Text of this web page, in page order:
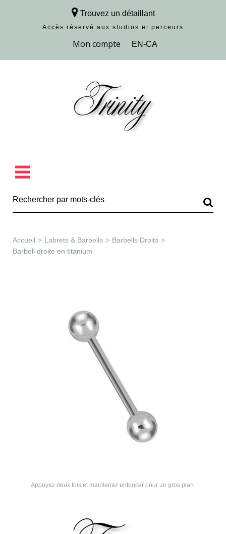
Trouvez un détaillant
Accès réservé aux studios et perceurs
Découvrir la collection
Accueil > Labrets & Barbells > Barbells Droits >
Barbell droite en titanium
Appuyez deux fois et maintenez enfoncer pour un gros plan.